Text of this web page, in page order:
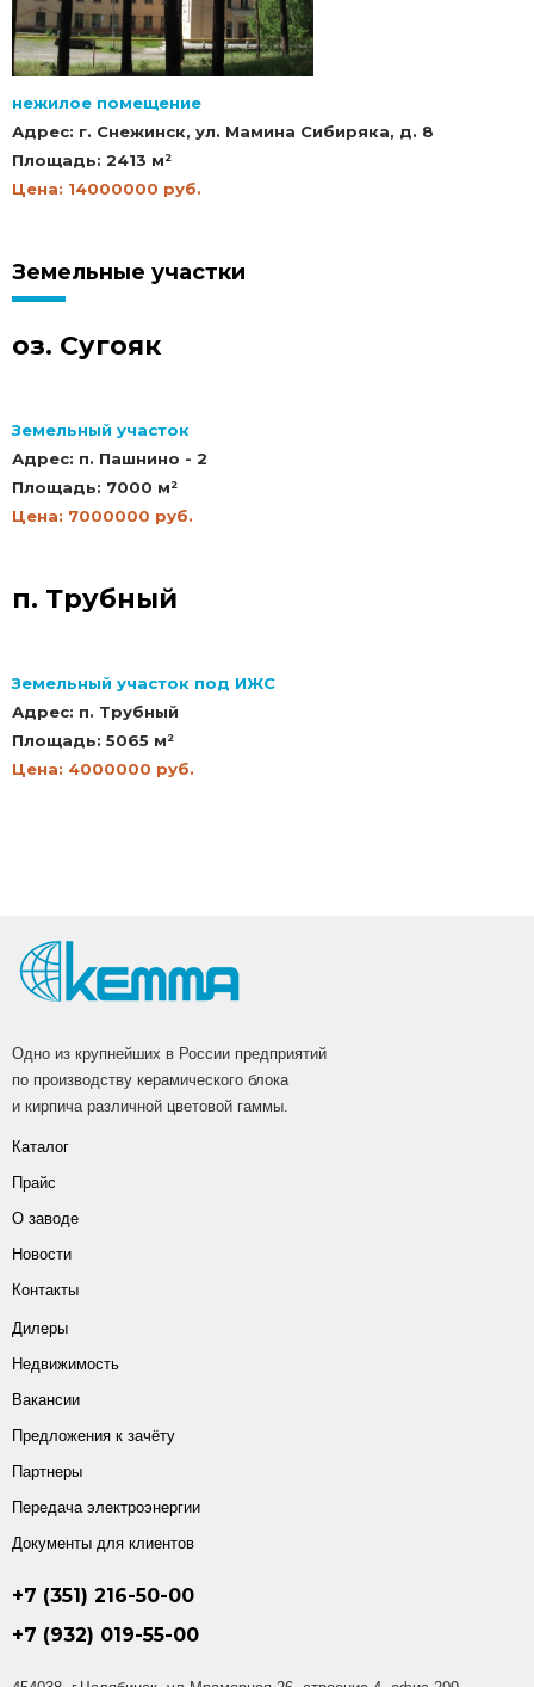
нежилое помещение
Адрес: г. Снежинск, ул. Мамина Сибиряка, д. 8
Площадь: 2413 м²
Цена: 14000000 руб.
Земельные участки
оз. Сугояк
Земельный участок
Адрес: п. Пашнино - 2
Площадь: 7000 м²
Цена: 7000000 руб.
п. Трубный
Земельный участок под ИЖС
Адрес: п. Трубный
Площадь: 5065 м²
Цена: 4000000 руб.
Одно из крупнейших в России предприятий
по производству керамического блока
и кирпича различной цветовой гаммы.
Каталог
Прайс
О заводе
Новости
Контакты
Дилеры
Недвижимость
Вакансии
Предложения к зачёту
Партнеры
Передача электроэнергии
Документы для клиентов
+7 (351) 216-50-00
+7 (932) 019-55-00